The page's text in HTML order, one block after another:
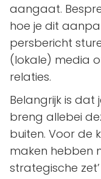
aangaat.
hoe je dit
persbericht
(lokale) media
relaties.
Belangrijk is dat
breng allebei
buiten. Voor de
maken hebben
strategische